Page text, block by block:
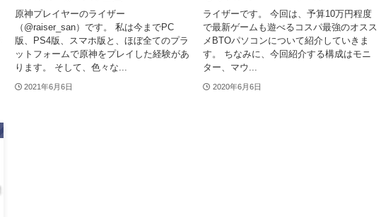
原神プレイヤーのライザー
（@raiser_san）です。 私は今までPC
版、PS4版、スマホ版と、ほぼ全てのプラ
ットフォームで原神をプレイした経験があ
ります。 そして、色々な...
2021年6月6日
ライザーです。 今回は、予算10万円程度
で最新ゲームも遊べるコスパ最強のオスス
メBTOパソコンについて紹介していきま
す。 ちなみに、今回紹介する構成はモニ
ター、マウ...
2020年6月6日